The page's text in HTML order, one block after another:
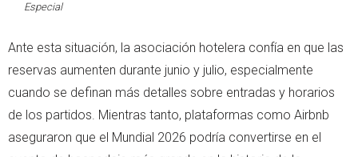
Especial
Ante esta situación, la asociación hotelera confía en que las
reservas aumenten durante junio y julio, especialmente
cuando se definan más detalles sobre entradas y horarios
de los partidos. Mientras tanto, plataformas como Airbnb
aseguraron que el Mundial 2026 podría convertirse en el